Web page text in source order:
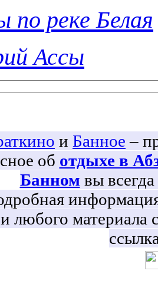
по реке Белая
Ассы
и Банное –
об отдыхе в
Банном вы
любого материала